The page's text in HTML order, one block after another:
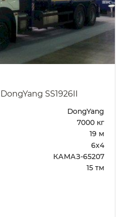
SS1926II
DongYang
7000 кг
19 м
6х4
КАМАЗ-65207
15 тм